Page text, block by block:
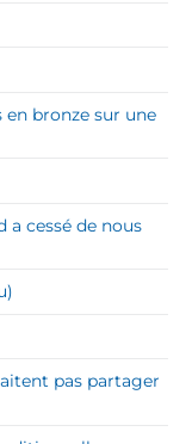
en bronze sur une
cessé de nous
pas partager